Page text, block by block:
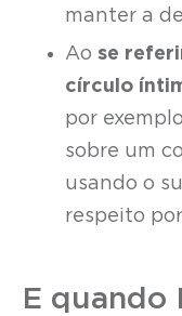
manter a
Ao se
círculo
por
sobre um
usando o
respeito
E quando